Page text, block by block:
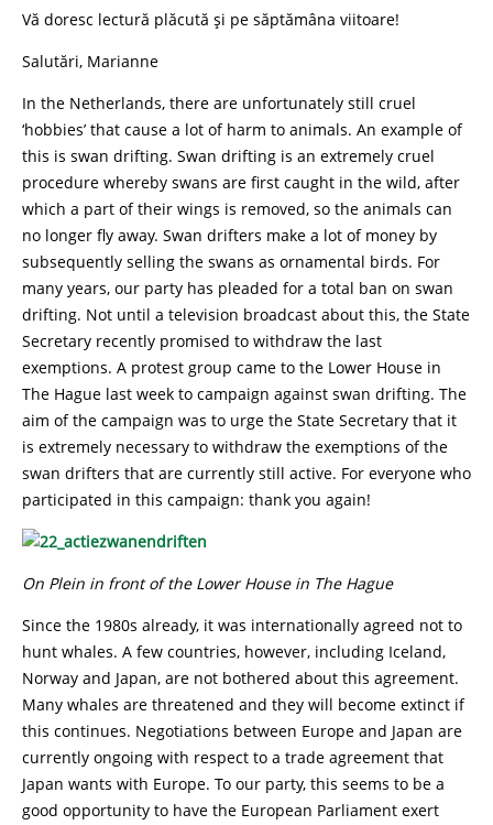
Vă doresc lectură plăcută și pe săptămâna viitoare!
Salutări, Marianne
In the Netherlands, there are unfortunately still cruel
‘hobbies’ that cause a lot of harm to animals. An example of
this is swan drifting. Swan drifting is an extremely cruel
procedure whereby swans are first caught in the wild, after
which a part of their wings is removed, so the animals can
no longer fly away. Swan drifters make a lot of money by
subsequently selling the swans as ornamental birds. For
many years, our party has pleaded for a total ban on swan
drifting. Not until a television broadcast about this, the State
Secretary recently promised to withdraw the last
exemptions. A protest group came to the Lower House in
The Hague last week to campaign against swan drifting. The
aim of the campaign was to urge the State Secretary that it
is extremely necessary to withdraw the exemptions of the
swan drifters that are currently still active. For everyone who
participated in this campaign: thank you again!
On Plein in front of the Lower House in The Hague
Since the 1980s already, it was internationally agreed not to
hunt whales. A few countries, however, including Iceland,
Norway and Japan, are not bothered about this agreement.
Many whales are threatened and they will become extinct if
this continues. Negotiations between Europe and Japan are
currently ongoing with respect to a trade agreement that
Japan wants with Europe. To our party, this seems to be a
good opportunity to have the European Parliament exert